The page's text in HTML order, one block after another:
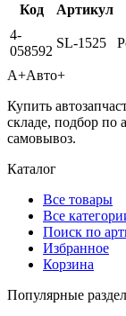
Код Артикул
4-
058592
SL-1525
А+Авто+
Купить
складе, подбор по
самовывоз.
Каталог
Все товары
Все
Поиск по
Избранное
Корзина
Популярные